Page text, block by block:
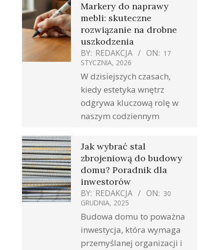
Markery do naprawy
mebli: skuteczne
rozwiązanie na drobne
uszkodzenia
BY: REDAKCJA ON: 17
STYCZNIA, 2026
W dzisiejszych czasach,
kiedy estetyka wnętrz
odgrywa kluczową rolę w
naszym codziennym
Jak wybrać stal
zbrojeniową do budowy
domu? Poradnik dla
inwestorów
BY: REDAKCJA ON: 30
GRUDNIA, 2025
Budowa domu to poważna
inwestycja, która wymaga
przemyślanej organizacji i